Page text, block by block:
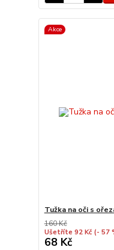
Akce
Tužka na oči s
160 Kč
Ušetříte 92 Kč (- 57
68 Kč